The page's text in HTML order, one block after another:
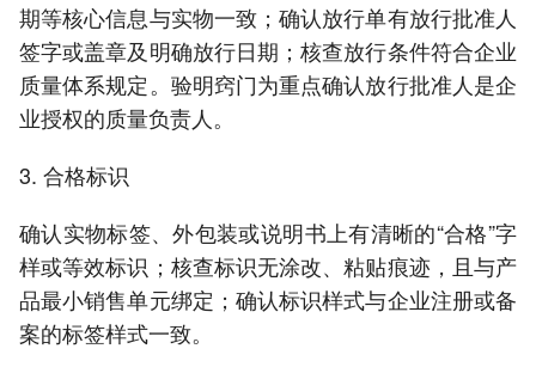
期等核心信息与实物一致；确认放行单有放行批准人
签字或盖章及明确放行日期；核查放行条件符合企业
质量体系规定。验明窍门为重点确认放行批准人是企
业授权的质量负责人。
3. 合格标识
确认实物标签、外包装或说明书上有清晰的“合格”字
样或等效标识；核查标识无涂改、粘贴痕迹，且与产
品最小销售单元绑定；确认标识样式与企业注册或备
案的标签样式一致。